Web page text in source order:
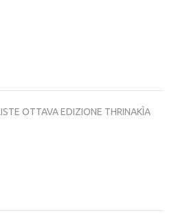
OTTAVA EDIZIONE THRINAKÌA